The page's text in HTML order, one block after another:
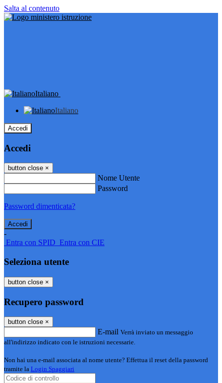
Salta al contenuto
Italiano
Italiano
Accedi
Accedi
button close ×
Nome Utente
Password
Password dimenticata?
-
Entra con SPID Entra con CIE
Seleziona utente
button close ×
Recupero password
button close ×
E-mail Verrà inviato un messaggio
all'indirizzo indicato con le istruzioni necessarie.
Non hai una e-mail associata al nome utente? Effettua il reset della password
tramite la Login Spaggiari